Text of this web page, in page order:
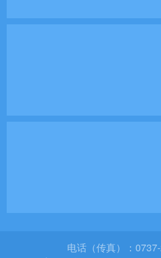
电话（传真）：